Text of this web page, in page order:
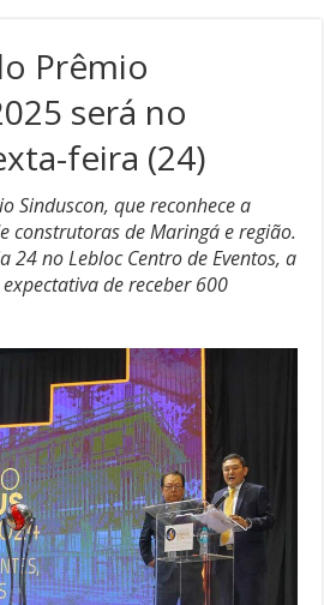
Prêmio
será no
feira (24)
Sinduscon, que reconhece a
construtoras de Maringá e região.
24 no Lebloc Centro de Eventos, a
de receber 600